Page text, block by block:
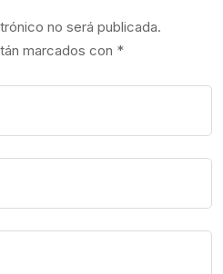
no será publicada.
marcados con *